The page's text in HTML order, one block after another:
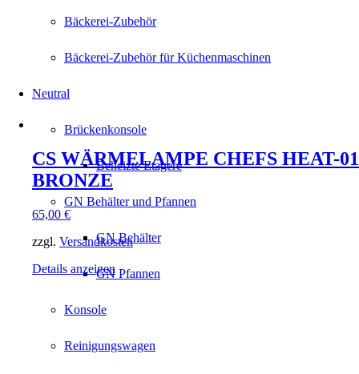
Bäckerei-Zubehör
Bäckerei-Zubehör für Küchenmaschinen
Neutral
Brückenkonsole
Beheizte Etagere
GN Behälter und Pfannen
GN Behälter
GN Pfannen
Konsole
Reinigungswagen
CS WÄRMELAMPE CHEFS HEAT-01
BRONZE
65,00 €
zzgl. Versandkosten
Details anzeigen